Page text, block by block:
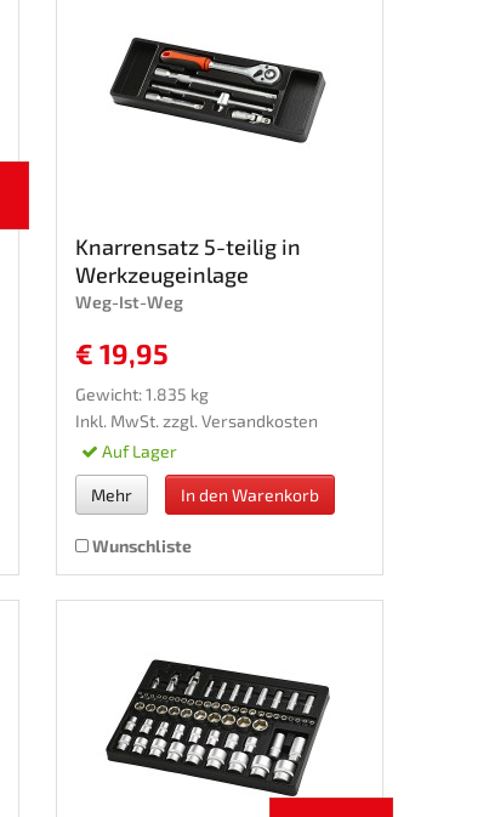
Knarrensatz 5-teilig in
Werkzeugeinlage
Weg-Ist-Weg
€ 19,95
Gewicht: 1.835 kg
Inkl. MwSt. zzgl. Versandkosten
Auf Lager
Mehr In den Warenkorb
Wunschliste